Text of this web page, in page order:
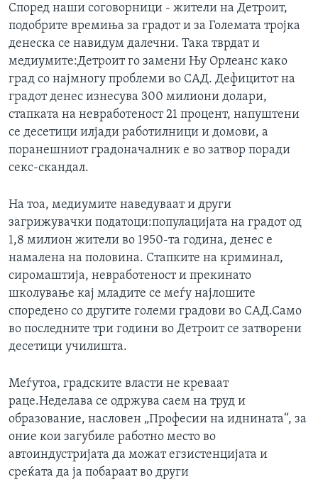
Според наши соговорници - жители на Детроит,
подобрите времиња за градот и за Големата тројка
денеска се навидум далечни. Така тврдат и
медиумите:Детроит го замени Њу Орлеанс како
град со најмногу проблеми во САД. Дефицитот на
градот денес изнесува 300 милиони долари,
стапката на невработеност 21 процент, напуштени
се десетици илјади работилници и домови, а
поранешниот градоначалник е во затвор поради
секс-скандал.
На тоа, медиумите наведуваат и други
загрижувачки податоци:популацијата на градот од
1,8 милион жители во 1950-та година, денес е
намалена на половина. Стапките на криминал,
сиромаштија, невработеност и прекинато
школување кај младите се меѓу најлошите
споредено со другите големи градови во САД.Само
во последните три години во Детроит се затворени
десетици училишта.
Меѓутоа, градските власти не креваат
раце.Неделава се одржува саем на труд и
образование, насловен „Професии на иднината“, за
оние кои загубиле работно место во
автоиндустријата да можат егзистенцијата и
среќата да ја побараат во други